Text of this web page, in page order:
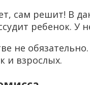
сам решит! В
ребенок.
не
и взрослых.